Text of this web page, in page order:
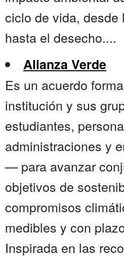
ciclo de vida, desde
hasta el desecho....
Alianza Verde
Es un acuerdo
institución y sus
estudiantes,
administraciones y
— para avanzar
objetivos de
compromisos
medibles y con
Inspirada en las